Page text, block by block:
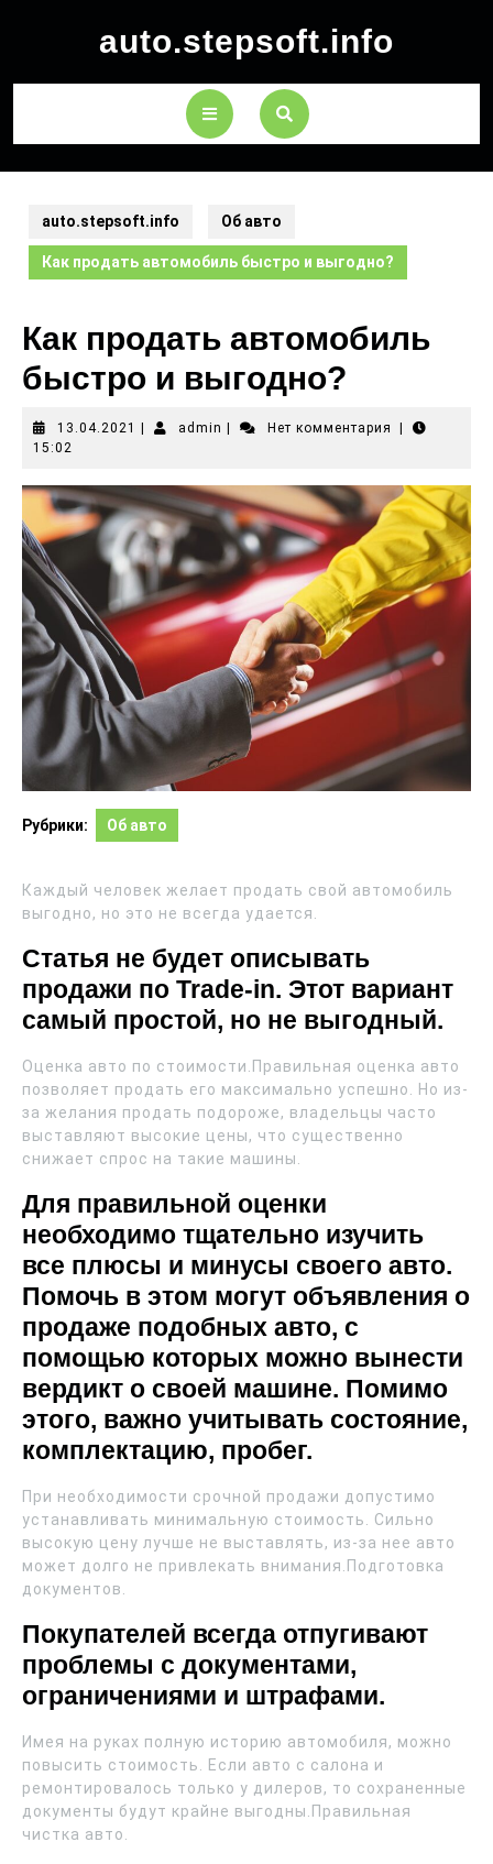
auto.stepsoft.info
auto.stepsoft.info Об авто
Как продать автомобиль быстро и выгодно?
Как продать автомобиль
быстро и выгодно?
13.04.2021 admin Нет комментария
15:02
Рубрики: Об авто
Каждый человек желает продать свой автомобиль
выгодно, но это не всегда удается.
Статья не будет описывать
продажи по Trade-in. Этот вариант
самый простой, но не выгодный.
Оценка авто по стоимости.Правильная оценка авто
позволяет продать его максимально успешно. Но из-
за желания продать подороже, владельцы часто
выставляют высокие цены, что существенно
снижает спрос на такие машины.
Для правильной оценки
необходимо тщательно изучить
все плюсы и минусы своего авто.
Помочь в этом могут объявления о
продаже подобных авто, с
помощью которых можно вынести
вердикт о своей машине. Помимо
этого, важно учитывать состояние,
комплектацию, пробег.
При необходимости срочной продажи допустимо
устанавливать минимальную стоимость. Сильно
высокую цену лучше не выставлять, из-за нее авто
может долго не привлекать внимания.Подготовка
документов.
Покупателей всегда отпугивают
проблемы с документами,
ограничениями и штрафами.
Имея на руках полную историю автомобиля, можно
повысить стоимость. Если авто с салона и
ремонтировалось только у дилеров, то сохраненные
документы будут крайне выгодны.Правильная
чистка авто.